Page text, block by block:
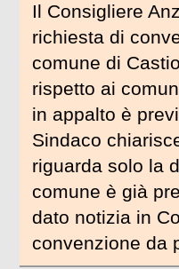
Il Consigliere
richiesta di
comune di
rispetto ai
in appalto è
Sindaco
riguarda solo la
comune è già
dato notizia in
convenzione da